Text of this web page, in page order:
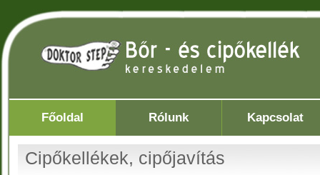
Főoldal Rólunk Kapcsolat
Cipőkellékek, cipőjavítás